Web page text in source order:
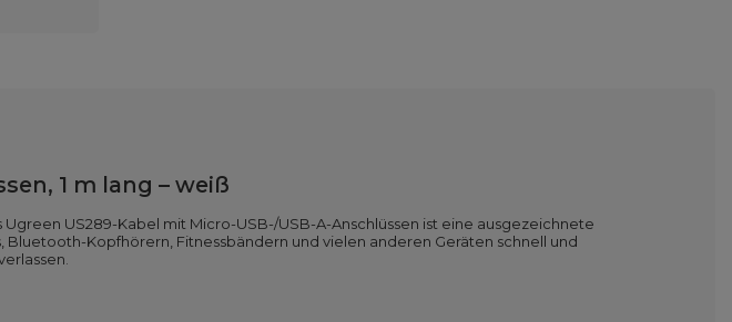
1 m lang – weiß
US289-Kabel mit Micro-USB-/USB-A-Anschlüssen ist eine ausgezeichnete
Kopfhörern, Fitnessbändern und vielen anderen Geräten schnell und